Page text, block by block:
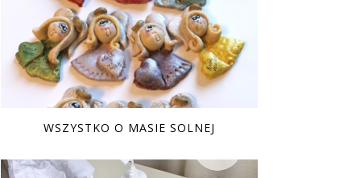
WSZYSTKO O MASIE SOLNEJ